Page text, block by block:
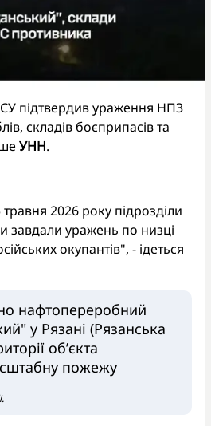
підтвердив ураження НПЗ
складів боєприпасів та
УНН.
2026 року підрозділи
завдали уражень по низці
окупантів", - ідеться
нафтопереробний
у Рязані (Рязанська
об’єкта
пожежу